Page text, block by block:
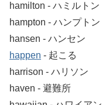
hamilton ‐ ハミルトン
hampton ‐ ハンプトン
hansen ‐ ハンセン
happen ‐ 起こる
harrison ‐ ハリソン
haven ‐ 避難所